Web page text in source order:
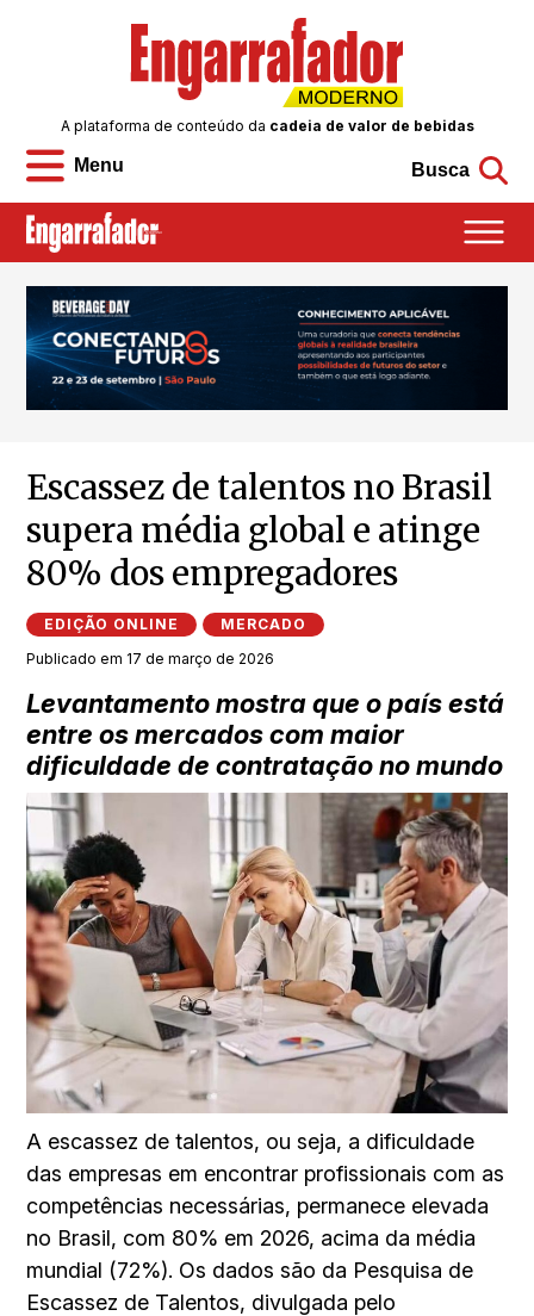
Menu
A plataforma de conteúdo da cadeia de valor de bebidas
Busca
Escassez de talentos no Brasil
supera média global e atinge
80% dos empregadores
EDIÇÃO ONLINE
MERCADO
Publicado em 17 de março de 2026
Levantamento mostra que o país está
entre os mercados com maior
dificuldade de contratação no mundo
A escassez de talentos, ou seja, a dificuldade
das empresas em encontrar profissionais com as
competências necessárias, permanece elevada
no Brasil, com 80% em 2026, acima da média
mundial (72%). Os dados são da Pesquisa de
Escassez de Talentos, divulgada pelo